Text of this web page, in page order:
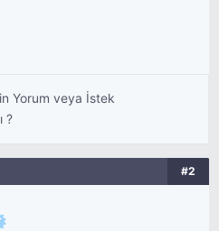
Yorum veya İstek
?
#2